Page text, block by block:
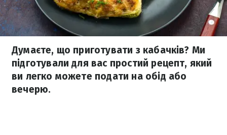
Думаєте, що приготувати з кабачків? Ми
підготували для вас простий рецепт, який
ви легко можете подати на обід або
вечерю.